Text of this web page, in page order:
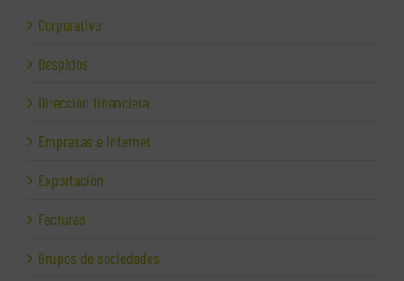
Corporativo
Despidos
Dirección financiera
Empresas e Internet
Exportación
Facturas
Grupos de sociedades